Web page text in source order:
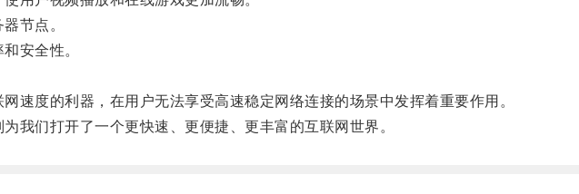
节点。
安全性。
度的利器，在用户无法享受高速稳定网络连接的场景中发挥着重要作用。
们打开了一个更快速、更便捷、更丰富的互联网世界。